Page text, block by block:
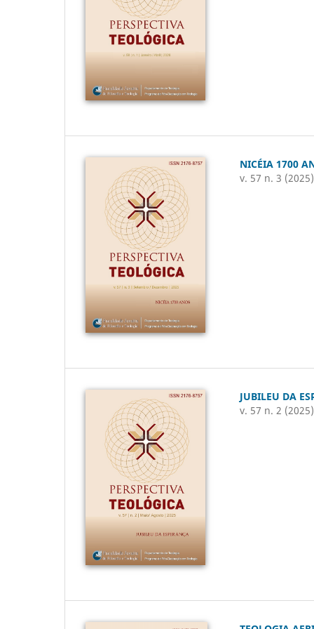
NICÉIA 1700
v. 57 n. 3 (2025)
JUBILEU DA
v. 57 n. 2 (2025)